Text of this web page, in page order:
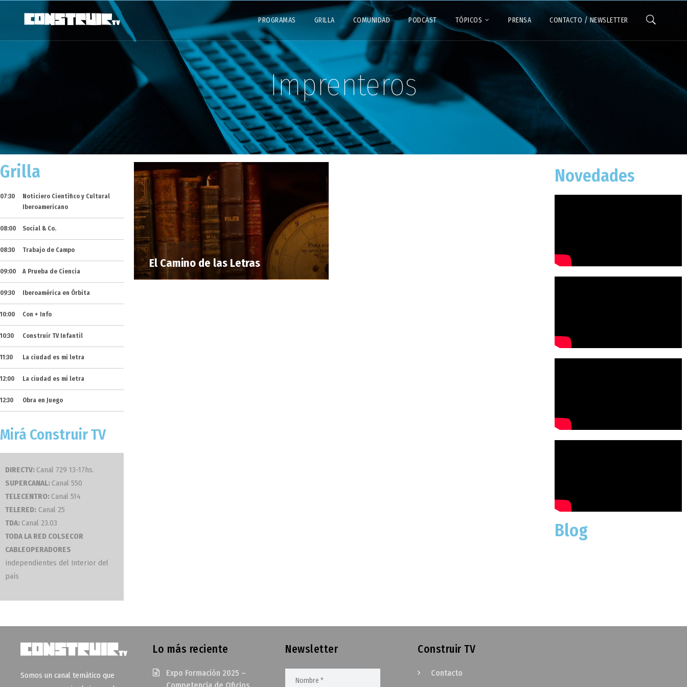
PROGRAMAS GRILLA COMUNIDAD PODCAST TÓPICOS PRENSA CONTACTO / NEWSLETTER
Imprenteros
Grilla
07:30
Noticiero Científico y Cultural
Iberoamericano
08:00 Social & Co.
08:30 Trabajo de Campo
09:00 A Prueba de Ciencia
09:30 Iberoamérica en Órbita
10:00 Con + Info
10:30 Construir TV Infantil
11:30 La ciudad es mi letra
12:00 La ciudad es mi letra
12:30 Obra en Juego
Mirá Construir TV
DIRECTV: Canal 729 13-17hs.
SUPERCANAL: Canal 550
TELECENTRO: Canal 514
TELERED: Canal 25
TDA: Canal 23.03
TODA LA RED COLSECOR
CABLEOPERADORES
independientes del Interior del
país
El Camino de las Letras
Novedades
Blog
Somos un canal temático que
Lo más reciente
Expo Formación 2025 –
Newsletter Construir TV
Contacto